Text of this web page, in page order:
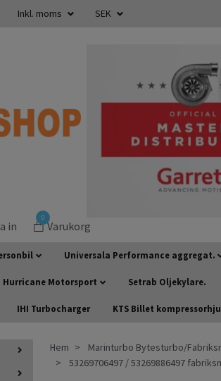
Inkl. moms SEK
in
0
Varukorg
Universala Performance aggregat.
Hurricane Motorsport Setrab Oljekylare.
IHI Turbocharger KTS Billet
Hem Marinturbo Bytesturbo/
53269706497 / 53269886497